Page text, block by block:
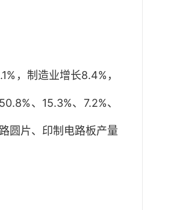
，制造业增长8.4%，
、15.3%、7.2%、
圆片、印制电路板产量